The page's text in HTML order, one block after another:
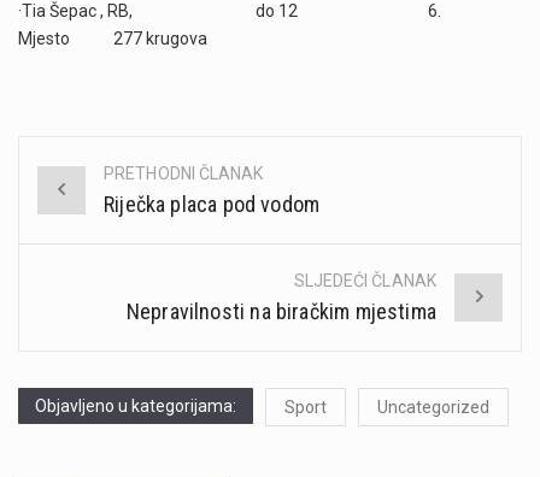
·Tia Šepac , RB, do 12 6.
Mjesto 277 krugova
Post
navigation
PRETHODNI ČLANAK
Riječka placa pod vodom
SLJEDEĆI ČLANAK
Nepravilnosti na biračkim mjestima
Objavljeno u kategorijama: Sport Uncategorized